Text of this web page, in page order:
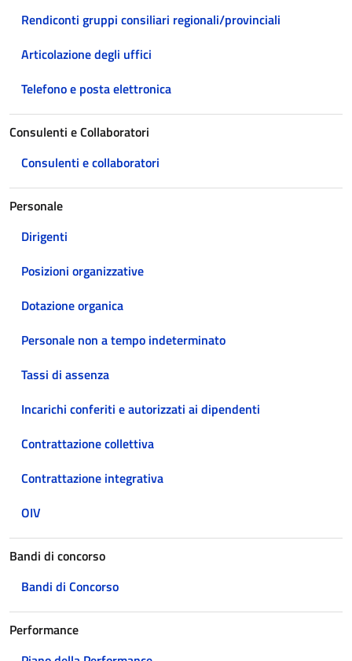
Rendiconti gruppi consiliari regionali/provinciali
Articolazione degli uffici
Telefono e posta elettronica
Consulenti e Collaboratori
Consulenti e collaboratori
Personale
Dirigenti
Posizioni organizzative
Dotazione organica
Personale non a tempo indeterminato
Tassi di assenza
Incarichi conferiti e autorizzati ai dipendenti
Contrattazione collettiva
Contrattazione integrativa
OIV
Bandi di concorso
Bandi di Concorso
Performance